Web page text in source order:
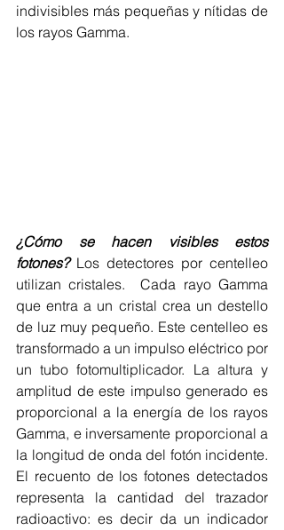
indivisibles más pequeñas y nítidas de
los rayos Gamma.
¿Cómo se hacen visibles estos
fotones? Los detectores por centelleo
utilizan cristales.  Cada rayo Gamma
que entra a un cristal crea un destello
de luz muy pequeño. Este centelleo es
transformado a un impulso eléctrico por
un tubo fotomultiplicador. La altura y
amplitud de este impulso generado es
proporcional a la energía de los rayos
Gamma, e inversamente proporcional a
la longitud de onda del fotón incidente.
El recuento de los fotones detectados
representa la cantidad del trazador
radioactivo: es decir da un indicador